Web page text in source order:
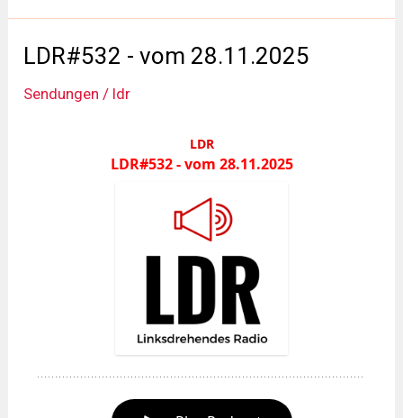
vom
12.12.2025
LDR#532 - vom 28.11.2025
Sendungen / ldr